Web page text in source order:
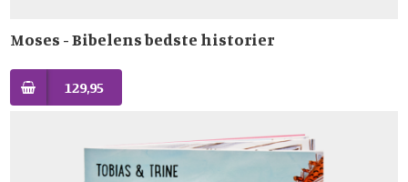
Moses - Bibelens bedste historier
129,95